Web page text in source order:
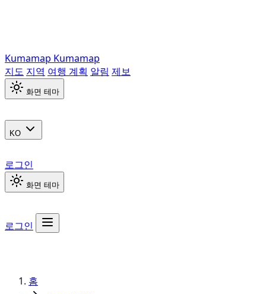
Kumamap Kumamap
지도 지역 여행 계획 알림 제보
화면 테마
KO
로그인
화면 테마
로그인
홈